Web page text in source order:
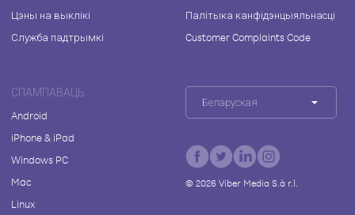
Цэны на выклікі
Служба падтрымкі
Палітыка канфідэнцыяльнасці
Customer Complaints Code
СПАМПАВАЦЬ
Android
iPhone & iPad
Windows PC
Mac
Linux
Беларуская
© 2026Viber Media S.à r.l.